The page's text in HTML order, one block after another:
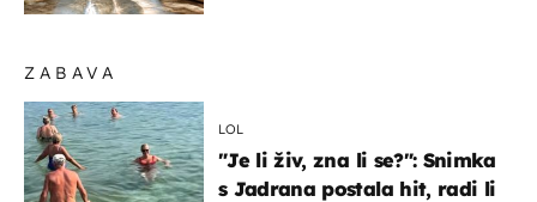
ZABAVA
LOL
"Je li živ, zna li se?": Snimka
s Jadrana postala hit, radi li